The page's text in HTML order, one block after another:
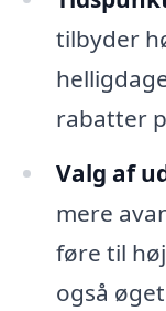
tilbyder
rabatter
Valg af
mere
føre til
også